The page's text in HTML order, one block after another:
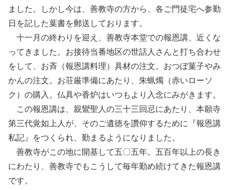
ました。しかし今は、善教寺の方から、各ご門徒宅へ参勤
日を記した葉書を郵送しております。
十一月の終わりを迎え、善教寺本堂での報恩講、近くな
ってきました。お接待当番地区の世話人さんと打ち合わせ
をして、お斉（報恩講料理）具材の注文。おつぼ菓子やみ
かんの注文。お荘厳準備にあたり、朱蝋燭（赤いローソ
ク）の購入。仏具や香炉はいつもより入念にみがきます。
この報恩講は、親鸞聖人の三十三回忌にあたり、本願寺
第三代覚如上人が、そのご遺徳を讚仰するために『報恩講
私記』をつくられ、勤まるようになりました。
善教寺がこの地に開基して五〇五年。五百年以上の長き
にわたり、善教寺でもこうして毎年勤め続けてきた報恩講
です。